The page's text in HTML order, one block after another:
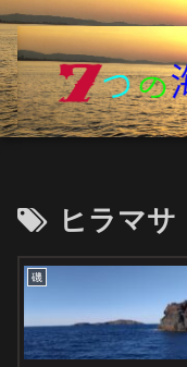
ヒラマサ
磯